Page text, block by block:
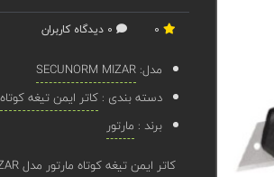
مدل: SECUNORM MIZAR
دسته بندی : کاتر ایمن تیغه کوتاه
برند : مارتور